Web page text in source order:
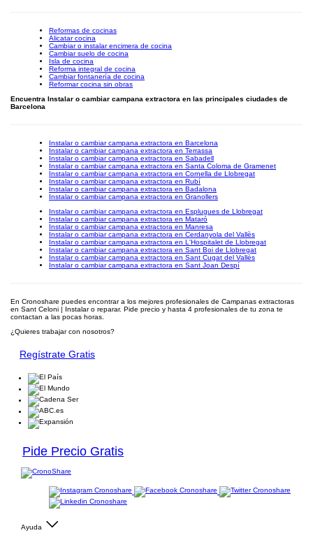
Reformas de cocinas
Alicatar cocina
Cambiar o instalar encimera de cocina
Cambiar suelo de cocina
Isla de cocina
Reforma integral de cocina
Cambiar fontanería de cocina
Reformar cocina sin obras
Encuentra Instalar o cambiar campana extractora en las principales ciudades de
Barcelona
Instalar o cambiar campana extractora en Barcelona
Instalar o cambiar campana extractora en Terrassa
Instalar o cambiar campana extractora en Sabadell
Instalar o cambiar campana extractora en Santa Coloma de Gramenet
Instalar o cambiar campana extractora en Cornella de Llobregat
Instalar o cambiar campana extractora en Rubí
Instalar o cambiar campana extractora en Badalona
Instalar o cambiar campana extractora en Granollers
Instalar o cambiar campana extractora en Esplugues de Llobregat
Instalar o cambiar campana extractora en Mataró
Instalar o cambiar campana extractora en Manresa
Instalar o cambiar campana extractora en Cerdanyola del Vallès
Instalar o cambiar campana extractora en L'Hospitalet de Llobregat
Instalar o cambiar campana extractora en Sant Boi de Llobregat
Instalar o cambiar campana extractora en Sant Cugat del Vallès
Instalar o cambiar campana extractora en Sant Joan Despí
En Cronoshare puedes encontrar a los mejores profesionales de Campanas extractoras
en Sant Celoni | Instalar o reparar. Pide precio y hasta 4 profesionales de tu zona te
contactan a las pocas horas.
¿Quieres trabajar con nosotros?
Regístrate Gratis
Pide Precio Gratis
Ayuda